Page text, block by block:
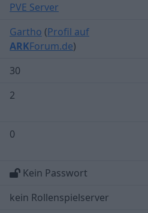
PVE Server
Gartho (Profil auf
ARKForum.de)
30
2
0
Kein Passwort
kein Rollenspielserver